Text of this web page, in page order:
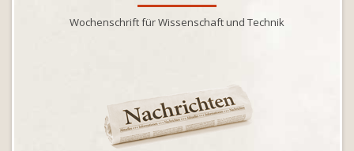
Wochenschrift für Wissenschaft und Technik